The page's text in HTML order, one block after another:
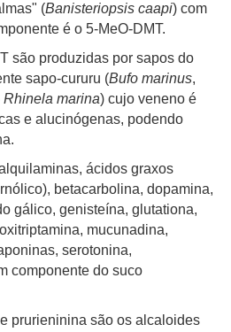
(Banisteriopsis caapi) com
é o 5-MeO-DMT.
são produzidas por sapos do
sapo-cururu (Bufo marinus,
Rhinela marina) cujo veneno é
e alucinógenas, podendo
ácidos graxos
betacarbolina, dopamina,
gálico, genisteína, glutationa,
mucunadina,
serotonina,
componente do suco
prurieninina são os alcaloides